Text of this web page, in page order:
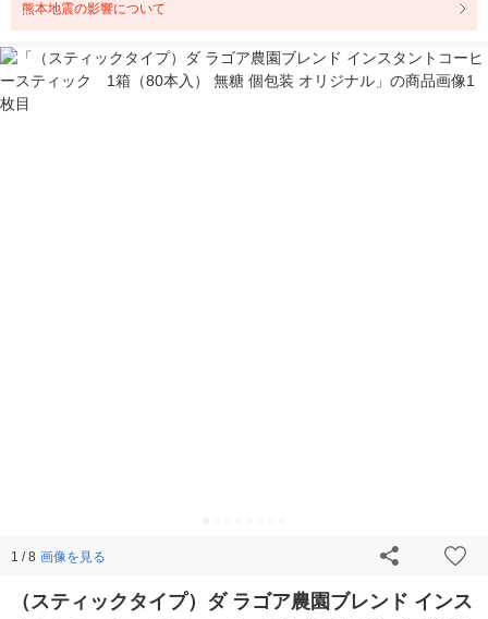
熊本地震の影響について
1 / 8 画像を見る
（スティックタイプ）ダ ラゴア農園ブレンド インス